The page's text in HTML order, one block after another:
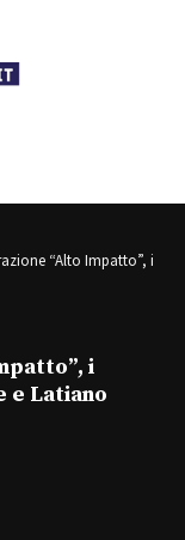
“Alto Impatto”, i
i
e Latiano